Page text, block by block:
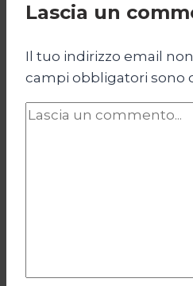
peggio
Lascia un
Il tuo indirizzo email
campi obbligatori sono